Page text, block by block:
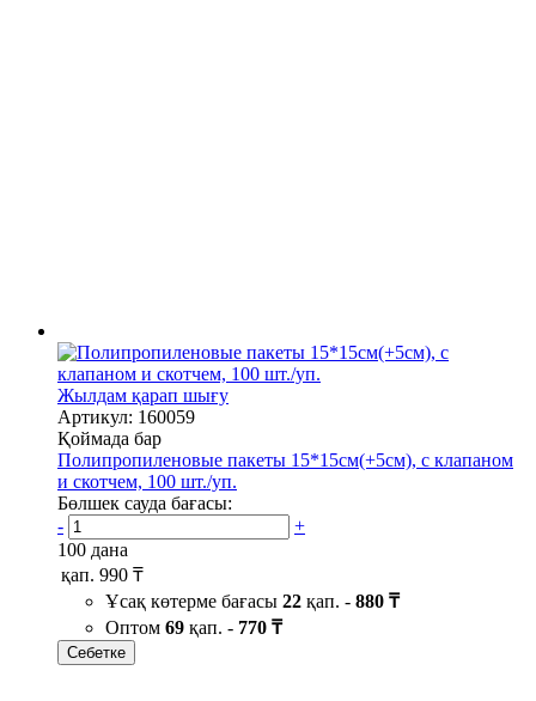
Жылдам қарап шығу
Артикул: 160059
Қоймада бар
Полипропиленовые пакеты 15*15см(+5см), с клапаном
и скотчем, 100 шт./уп.
Бөлшек сауда бағасы:
-
+
100 дана
қап. 990 ₸
Ұсақ көтерме бағасы 22 қап. - 880 ₸
Оптом 69 қап. - 770 ₸
Себетке